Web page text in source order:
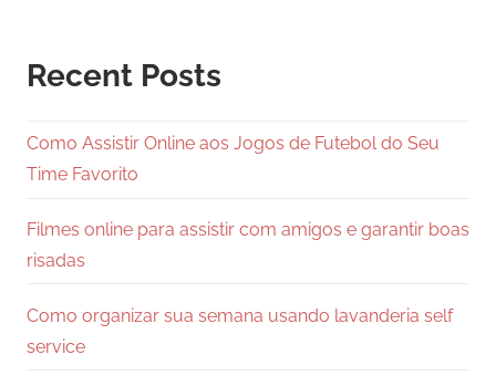
Recent Posts
Como Assistir Online aos Jogos de Futebol do Seu
Time Favorito
Filmes online para assistir com amigos e garantir boas
risadas
Como organizar sua semana usando lavanderia self
service